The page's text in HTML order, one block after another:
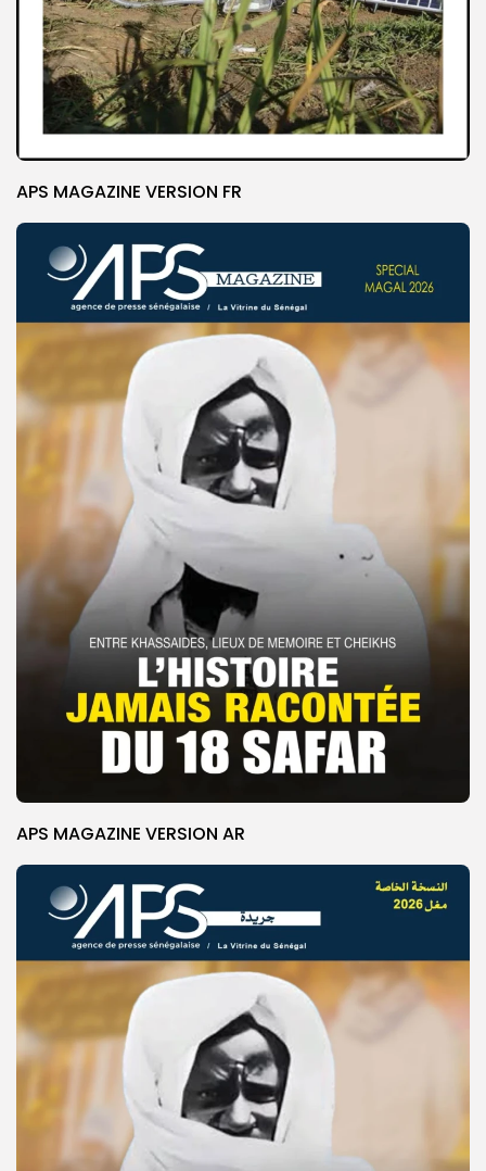
APS MAGAZINE VERSION FR
APS MAGAZINE VERSION AR